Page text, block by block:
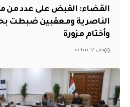
القضاء: القبض على عدد من
الناصرية ومعقبين ضبطت
وأختام مزورة
قبل 12 ساعة